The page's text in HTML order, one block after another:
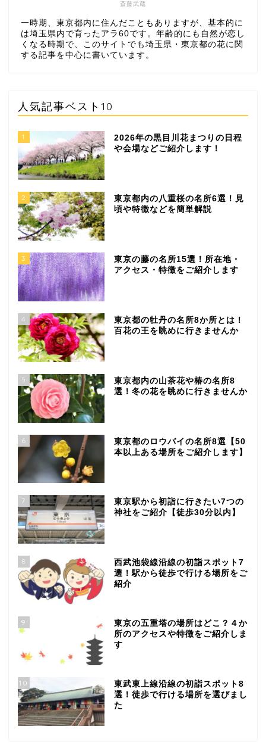
斎藤武蔵
一時期、東京都内に住んだこともありますが、基本的に
は埼玉県内で育ったアラ60です。年齢的にも自然が恋し
くなる時期で、このサイトでも埼玉県・東京都の花に関
する記事を中心に書いています。
人気記事ベスト10
1
2026年の黒目川花まつりの日程
や会場などご紹介します！
2
東京都内の八重桜の名所6選！見
頃や特徴などを簡単解説
3
東京の藤の名所15選！所在地・
アクセス・特徴をご紹介します
4
東京都の牡丹の名所8か所とは！
百花の王を眺めに行きませんか
5
東京都内の山茶花や椿の名所8
選！冬の花を眺めに行きませんか
6
東京都のロウバイの名所8選【50
本以上ある場所をご紹介します】
7
東京駅から初詣に行きたい7つの
神社をご紹介【徒歩30分以内】
8
西武池袋線沿線の初詣スポット7
選！駅から徒歩で行ける場所をご
紹介
9
東京の五重塔の場所はどこ？４か
所のアクセスや特徴をご紹介しま
す
10
東武東上線沿線の初詣スポット8
選！徒歩で行ける場所を選びまし
た